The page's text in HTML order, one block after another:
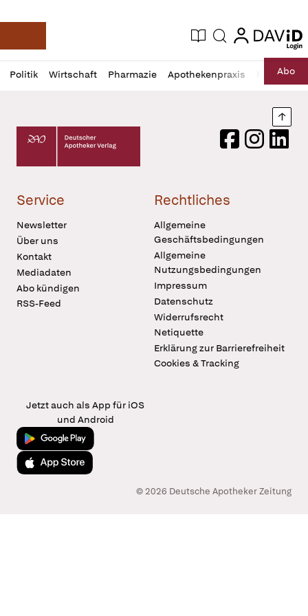
Deutsche Apotheker Zeitung
Aktuelle Ausgabe
Suche login
login
Politik Wirtschaft Pharmazie Apothekenpraxis RechtAbo
Profil
öffnen
Daz
Pur
Deutscher Apotheker Verlag Logo
FacebookInstagram
Service
Newsletter
Über uns
Kontakt
Mediadaten
Abo kündigen
RSS-Feed
Rechtliches
Allgemeine
Geschäftsbedingungen
Allgemeine
Nutzungsbedingungen
Impressum
Datenschutz
Widerrufsrecht
Netiquette
Erklärung zur Barrierefreiheit
Cookies & Tracking
Jetzt auch als App für iOS
und Android
Jetzt bei Google Play
Laden im App Store
© 2026 Deutsche Apotheker Zeitung